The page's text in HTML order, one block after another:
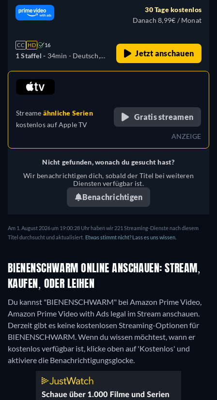
Französisch, Italienisch,
Japanisch, Polnisch,
CC HD 16
1 Staffel - 34min - Deutsch,
Französisch, Italienisch,
Japanisch, Polnisch,
30 Tage kostenlos
Danach 8,99€ / Monat
Jetzt anschauen
Streame ähnliche Serien
kostenlos aufApple TV
Gratis streamen
ANZEIGE
Nicht gefunden, wonach du gesucht hast?
Wir benachrichtigen dich, sobald der Titel bei weiteren
Diensten verfügbar ist.
Benachrichtigen
Am 1. August 2026 um 19:00:28 Uhr haben wir 221 Streaming-Dienste nach diesem
Titel durchsucht und aktualisiert. Etwas stimmt nicht? Lass es uns wissen.
BIENENSCHWARM ONLINE ANSCHAUEN: STREAM,
KAUFEN, ODER LEIHEN
Du kannst "BIENENSCHWARM" bei Amazon Prime Video,
Amazon Prime Video with Ads legal im Stream anschauen.
Derzeit gibt es keine kostenlosen Streaming-Optionen für
BIENENSCHWARM. Wenn du wissen möchtest, wann er
kostenlos verfügbar ist, klicke oben auf 'Kostenlos' und
aktiviere die Benachrichtigungsglocke.